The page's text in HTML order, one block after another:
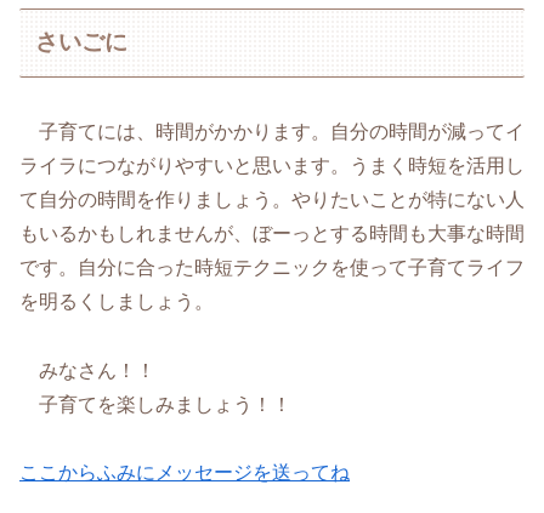
さいごに
子育てには、時間がかかります。自分の時間が減ってイ
ライラにつながりやすいと思います。うまく時短を活用し
て自分の時間を作りましょう。やりたいことが特にない人
もいるかもしれませんが、ぼーっとする時間も大事な時間
です。自分に合った時短テクニックを使って子育てライフ
を明るくしましょう。
みなさん！！
子育てを楽しみましょう！！
ここからふみにメッセージを送ってね